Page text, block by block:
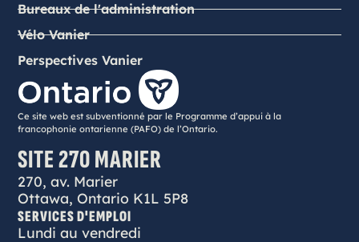
Bureaux de l'administration
Vélo Vanier
Perspectives Vanier
Ce site web est subventionné par le Programme d’appui à la
francophonie ontarienne (PAFO) de l’Ontario.
SITE 270 MARIER
270, av. Marier
Ottawa, Ontario K1L 5P8
SERVICES D'EMPLOI
Lundi au vendredi